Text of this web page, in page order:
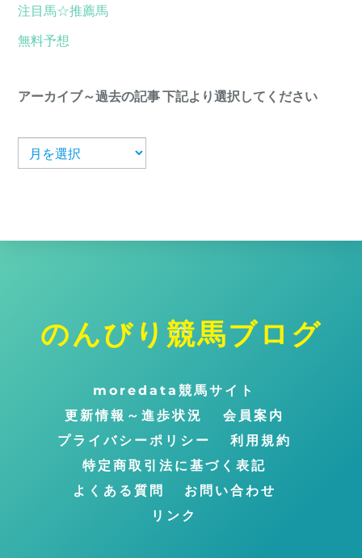
注目馬☆推薦馬
無料予想
アーカイブ～過去の記事 下記より選択してください
ー
ト
のんびり競馬ブログ
moredata競馬サイト
更新情報～進歩状況
会員案内
プライバシーポリシー
利用規約
特定商取引法に基づく表記
よくある質問
お問い合わせ
リンク